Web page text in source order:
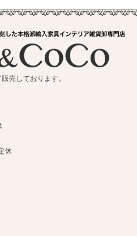
売しております。
休